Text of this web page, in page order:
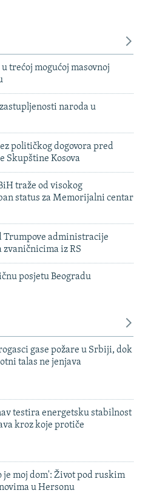
trećoj mogućoj masovnoj
naroda u
političkog dogovora pred
Skupštine Kosova
traže od visokog
status za Memorijalni centar
administracije
zvaničnicima iz RS
posjetu Beogradu
gase požare u Srbiji, dok
talas ne jenjava
testira energetsku stabilnost
kroz koje protiče
je moj dom': Život pod ruskim
u Hersonu